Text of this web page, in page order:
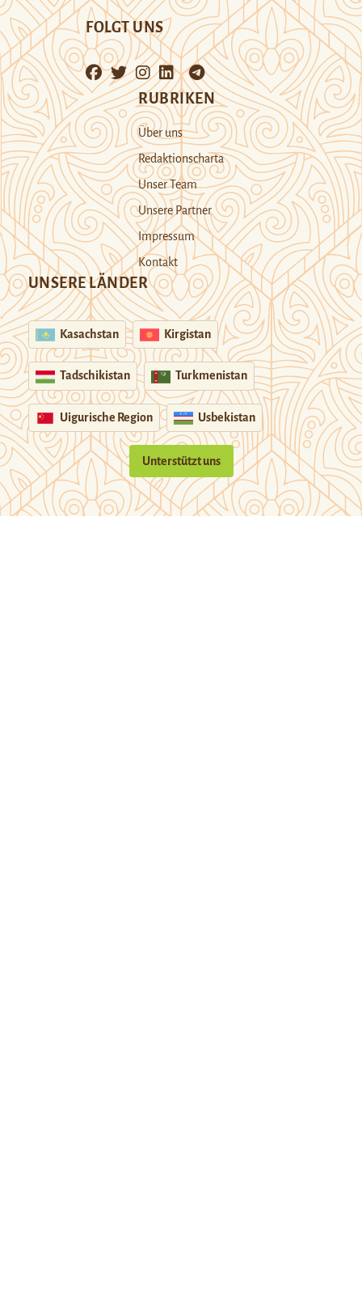
FOLGT UNS
RUBRIKEN
Über uns
Redaktionscharta
Unser Team
Unsere Partner
Impressum
Kontakt
UNSERE LÄNDER
Kasachstan Kirgistan
Tadschikistan Turkmenistan
Uigurische Region Usbekistan
Unterstützt uns